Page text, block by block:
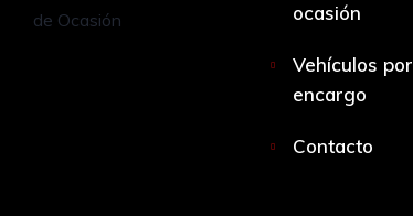
ocasión
Vehículos por
encargo
Contacto